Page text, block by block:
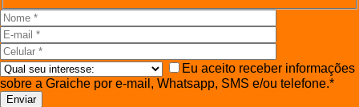
Eu aceito receber informações
sobre a Graiche por e-mail, Whatsapp, SMS e/ou telefone.*